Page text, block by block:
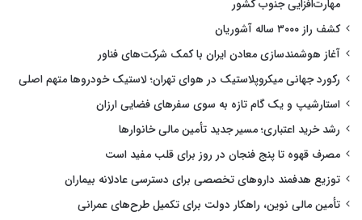
مهارت‌افزایی جنوب کشور
کشف راز ۳۰۰۰ ساله آشوریان
آغاز هوشمندسازی معادن ایران با کمک شرکت‌های فناور
رکورد جهانی میکروپلاستیک در هوای تهران؛ لاستیک خودروها متهم اصلی
استارشیپ و یک گام تازه به سوی سفرهای فضایی ارزان
رشد خرید اعتباری؛ مسیر جدید تأمین مالی خانوارها
مصرف قهوه تا پنج فنجان در روز برای قلب مفید است
توزیع هدفمند داروهای تخصصی برای دسترسی عادلانه بیماران
تأمین مالی نوین، راهکار دولت برای تکمیل طرح‌های عمرانی